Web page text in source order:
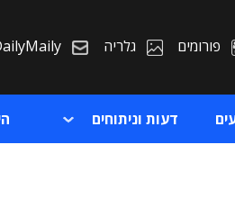
פורומים גלריה
דעות וניתוחים